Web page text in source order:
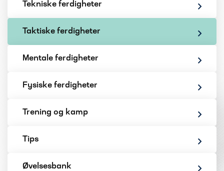
Tekniske ferdigheter
Taktiske ferdigheter
Mentale ferdigheter
Fysiske ferdigheter
Trening og kamp
Tips
Øvelsesbank